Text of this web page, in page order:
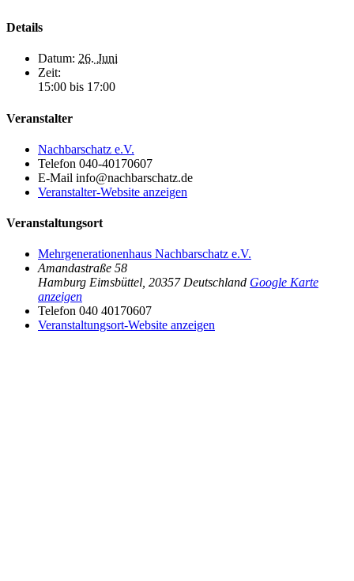
Details
Datum: 26. Juni
Zeit:
15:00 bis 17:00
Veranstalter
Nachbarschatz e.V.
Telefon 040-40170607
E-Mail info@nachbarschatz.de
Veranstalter-Website anzeigen
Veranstaltungsort
Mehrgenerationenhaus Nachbarschatz e.V.
Amandastraße 58
Hamburg Eimsbüttel 20357 Deutschland Google Karte
anzeigen
Telefon 040 40170607
Veranstaltungsort-Website anzeigen